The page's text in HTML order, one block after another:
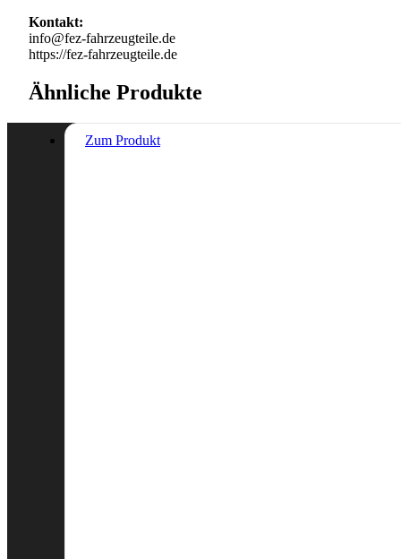
Kontakt:
info@fez-fahrzeugteile.de
https://fez-fahrzeugteile.de
Ähnliche Produkte
Zum Produkt